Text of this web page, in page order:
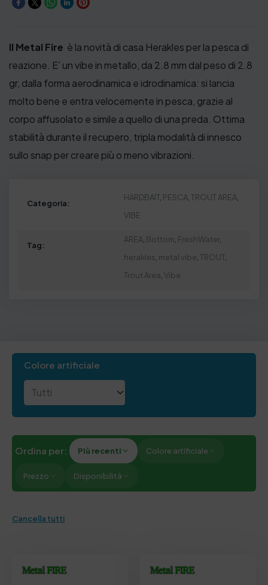
Il Metal Fire è la novità di casa Herakles per la pesca di
reazione. E’ un vibe in metallo, da 2.8 mm dal peso di 2.8
gr, dalla forma aerodinamica e idrodinamica: si lancia
molto bene e entra velocemente in pesca, grazie al
corpo affusolato e simile a quello di una preda. Ottima
stabilità durante il recupero, tripla modalità di innesco
sullo snap per creare più o meno vibrazioni.
Categoria:
HARDBAIT, PESCA, TROUT AREA,
VIBE
Tag:
AREA, Bottom FreshWater,
herakles metal vibe TROUT,
Trout Area Vibe
Colore artificiale
Ordina per: Più recenti Colore artificiale
Prezzo Disponibilità
Cancella tutti